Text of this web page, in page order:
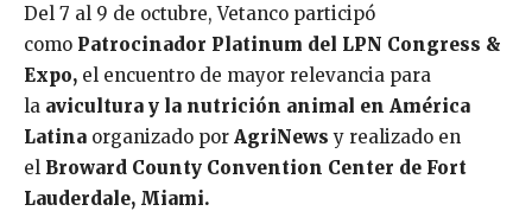
Del 7 al 9 de octubre, Vetanco participó
como Patrocinador Platinum del LPN Congress &
Expo, el encuentro de mayor relevancia para
la avicultura y la nutrición animal en América
Latina organizado por AgriNewsy realizado en
el Broward County Convention Center de Fort
Lauderdale, Miami.